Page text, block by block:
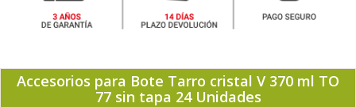
Accesorios para Bote Tarro cristal V 370 ml TO
77 sin tapa 24 Unidades